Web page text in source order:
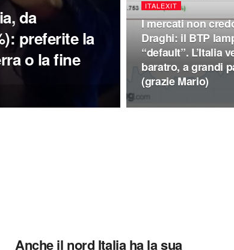
da
preferite la
o la fine
ITALEXIT
I mercati non
Draghi: il BTP
“default”. L’Italia
baratro, a grandi
(grazie Mario)
Anche il nord Italia ha la sua